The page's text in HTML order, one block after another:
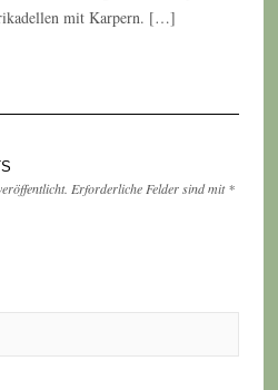
mit Karpern. […]
Erforderliche Felder sind mit*